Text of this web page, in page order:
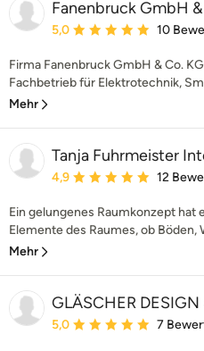
Fanenbruck GmbH
Durchschnittliche
5,0 10
Firma Fanenbruck GmbH & Co.
Fachbetrieb für Elektrotechnik,
Mehr
Tanja Fuhrmeister
Durchschnittliche
4,9 12
Ein gelungenes Raumkonzept hat
Elemente des Raumes, ob Böden,
Mehr
GLÄSCHER
Durchschnittliche
5,0 7